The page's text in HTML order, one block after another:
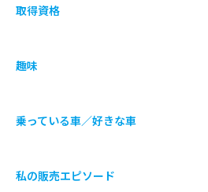
取得資格
趣味
乗っている車／好きな車
私の販売エピソード